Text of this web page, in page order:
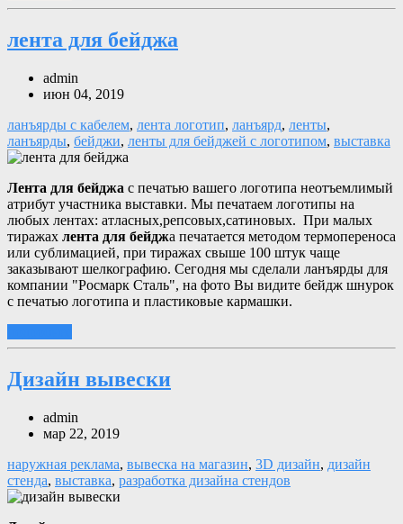
лента для бейджа
admin
июн 04, 2019
ланъярды с кабелем, лента логотип, ланъярд, ленты,
ланъярды, бейджи, ленты для бейджей с логотипом, выставка
Лента для бейджа с печатью вашего логотипа неотъемлимый
атрибут участника выставки. Мы печатаем логотипы на
любых лентах: атласных,репсовых,сатиновых. При малых
тиражах лента для бейджа печатается методом термопереноса
или сублимацией, при тиражах свыше 100 штук чаще
заказывают шелкографию. Сегодня мы сделали ланъярды для
компании "Росмарк Сталь", на фото Вы видите бейдж шнурок
с печатью логотипа и пластиковые кармашки.
Дизайн вывески
admin
мар 22, 2019
наружная реклама, вывеска на магазин, 3D дизайн, дизайн
стенда, выставка, разработка дизайна стендов